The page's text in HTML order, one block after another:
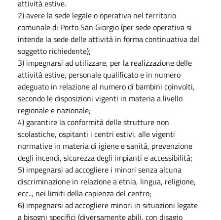
attività estive.
2) avere la sede legale o operativa nel territorio
comunale di Porto San Giorgio (per sede operativa si
intende la sede delle attività in forma continuativa del
soggetto richiedente);
3) impegnarsi ad utilizzare, per la realizzazione delle
attività estive, personale qualificato e in numero
adeguato in relazione al numero di bambini coinvolti,
secondo le disposizioni vigenti in materia a livello
regionale e nazionale;
4) garantire la conformità delle strutture non
scolastiche, ospitanti i centri estivi, alle vigenti
normative in materia di igiene e sanità, prevenzione
degli incendi, sicurezza degli impianti e accessibilità;
5) impegnarsi ad accogliere i minori senza alcuna
discriminazione in relazione a etnia, lingua, religione,
ecc.., nei limiti della capienza del centro;
6) impegnarsi ad accogliere minori in situazioni legate
a bisogni specifici (diversamente abili, con disagio